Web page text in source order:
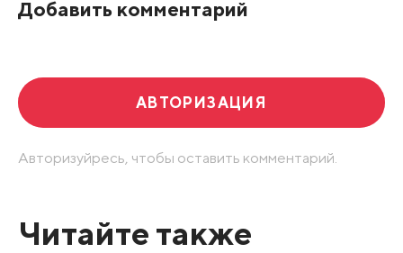
Добавить комментарий
АВТОРИЗАЦИЯ
Авторизуйресь, чтобы оставить комментарий.
Читайте также